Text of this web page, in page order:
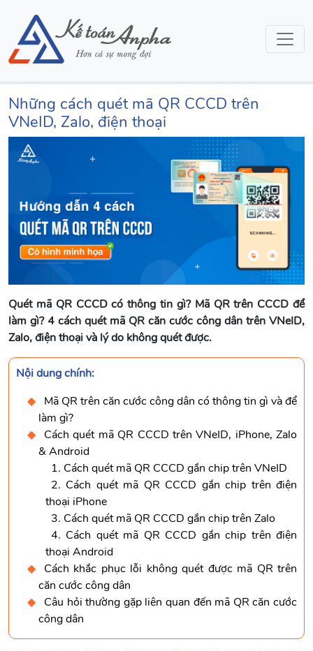
Những cách quét mã QR CCCD trên
VNeID, Zalo, điện thoại
Quét mã QR CCCD có thông tin gì? Mã QR trên CCCD để
làm gì? 4 cách quét mã QR căn cước công dân trên VNeID,
Zalo, điện thoại và lý do không quét được.
Nội dung chính:
Mã QR trên căn cước công dân có thông tin gì và để
làm gì?
Cách quét mã QR CCCD trên VNeID, iPhone, Zalo
& Android
1. Cách quét mã QR CCCD gắn chip trên VNeID
2. Cách quét mã QR CCCD gắn chip trên điện
thoại iPhone
3. Cách quét mã QR CCCD gắn chip trên Zalo
4. Cách quét mã QR CCCD gắn chip trên điện
thoại Android
Cách khắc phục lỗi không quét được mã QR trên
căn cước công dân
Câu hỏi thường gặp liên quan đến mã QR căn cước
công dân